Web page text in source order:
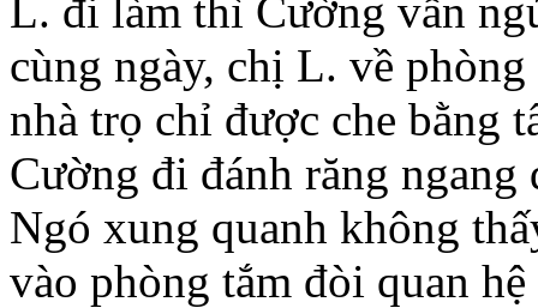
L. đi làm thì Cường vẫn
cùng ngày, chị L. về
nhà trọ chỉ được che bằng
Cường đi đánh răng
Ngó xung quanh không
vào phòng tắm đòi quan